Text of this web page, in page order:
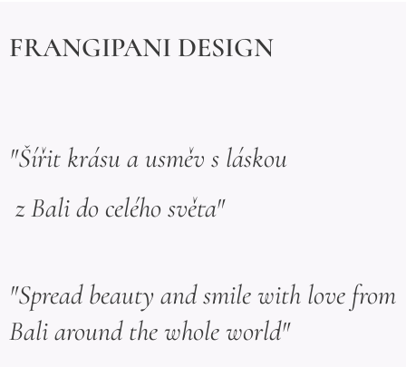
FRANGIPANI DESIGN
"Šířit krásu a usměv s láskou
z Bali do celého světa"
"Spread beauty and smile with love from
Bali around the whole world"